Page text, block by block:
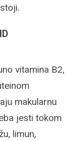
vitamina B2,
makularnu
jesti tokom
limun,